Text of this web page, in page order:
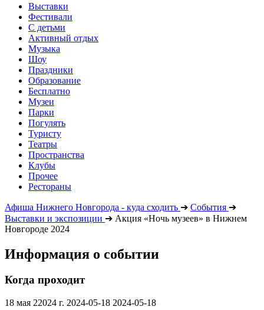
Выставки
Фестивали
С детьми
Активный отдых
Музыка
Шоу
Праздники
Образование
Бесплатно
Музеи
Парки
Погулять
Туристу
Театры
Пространства
Клубы
Прочее
Рестораны
Афиша Нижнего Новгорода - куда сходить ➔ События ➔
Выставки и экспозиции ➔ Акция «Ночь музеев» в Нижнем
Новгороде 2024
Информация о событии
Когда проходит
18 мая 22024 г. 2024-05-18 2024-05-18